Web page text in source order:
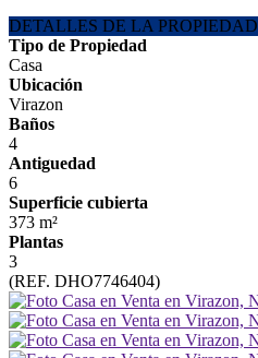
DETALLES DE LA PROPIEDAD
Tipo de Propiedad
Casa
Ubicación
Virazon
Baños
4
Antiguedad
6
Superficie cubierta
373 m²
Plantas
3
(REF. DHO7746404)